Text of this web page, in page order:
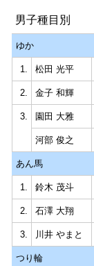
男子種目別
ゆか
1. 松田 光平
2. 金子 和輝
3. 園田 大雅
河部 俊之
あん馬
1. 鈴木 茂斗
2. 石澤 大翔
3. 川井 やまと
つり輪